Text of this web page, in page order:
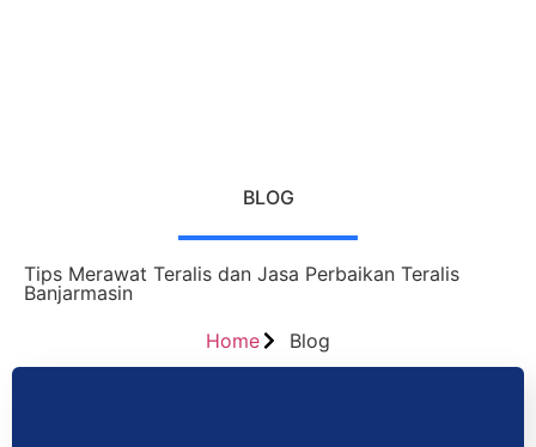
BLOG
Tips Merawat Teralis dan Jasa Perbaikan Teralis
Banjarmasin
Home
Blog